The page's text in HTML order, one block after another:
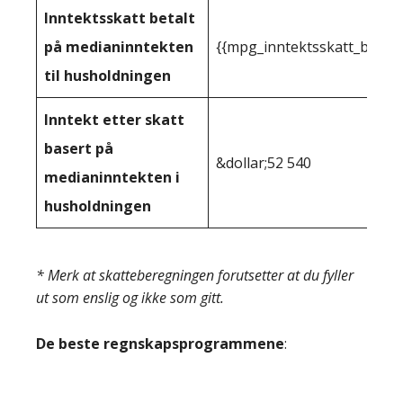
Inntektsskatt betalt
på medianinntekten
til husholdningen
Inntekt etter skatt
basert på
medianinntekten i
husholdningen
&dollar;52 540
* Merk at skatteberegningen forutsetter at du fyller
ut som enslig og ikke som gitt.
De beste regnskapsprogrammene: